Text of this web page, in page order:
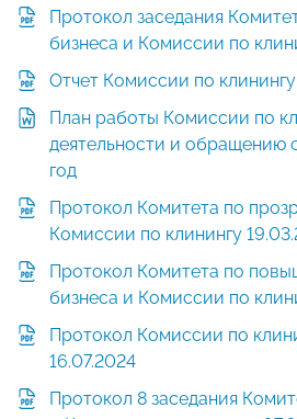
Протокол заседания
бизнеса и Комиссии по
Отчет Комиссии по
План работы Комиссии по
деятельности и обращению
год
Протокол Комитета по
Комиссии по клинингу
Протокол Комитета по
бизнеса и Комиссии по
Протокол Комиссии по
16.07.2024
Протокол 8 заседания